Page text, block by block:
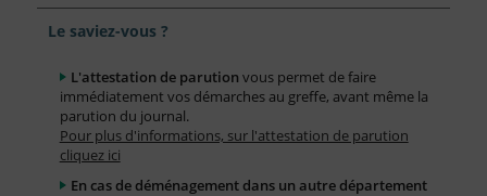
Le saviez-vous ?
L'attestation de parution vous permet de faire
immédiatement vos démarches au greffe, avant même la
parution du journal.
Pour plus d'informations, sur l'attestation de parution
cliquez ici
En cas de déménagement dans un autre département